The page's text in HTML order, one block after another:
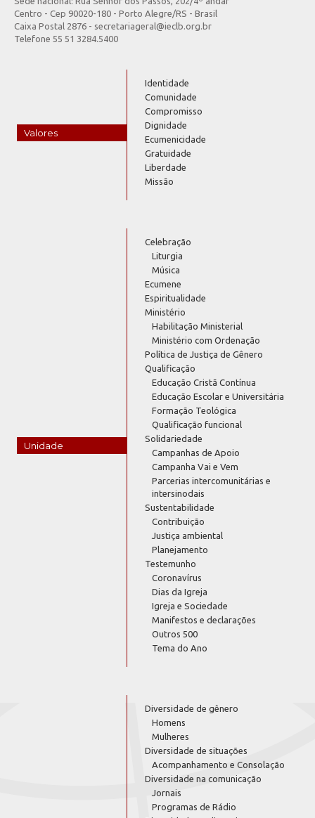
Centro - Cep 90020-180 - Porto Alegre/RS - Brasil
Caixa Postal 2876 - secretariageral@ieclb.org.br
Telefone 55 51 3284.5400
Valores
Identidade
Comunidade
Compromisso
Dignidade
Ecumenicidade
Gratuidade
Liberdade
Missão
Unidade
Celebração
Liturgia
Música
Ecumene
Espiritualidade
Ministério
Habilitação Ministerial
Ministério com Ordenação
Política de Justiça de Gênero
Qualificação
Educação Cristã Contínua
Educação Escolar e Universitária
Formação Teológica
Qualificação funcional
Solidariedade
Campanhas de Apoio
Campanha Vai e Vem
Parcerias intercomunitárias e
intersinodais
Sustentabilidade
Contribuição
Justiça ambiental
Planejamento
Testemunho
Coronavírus
Dias da Igreja
Igreja e Sociedade
Manifestos e declarações
Outros 500
Tema do Ano
Diversidade de gênero
Homens
Mulheres
Diversidade de situações
Acompanhamento e Consolação
Diversidade na comunicação
Jornais
Programas de Rádio